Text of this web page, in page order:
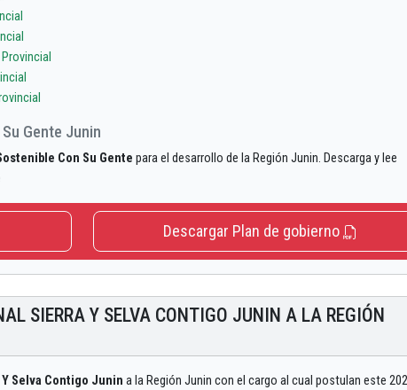
Gente Junin
Con Su Gente para el desarrollo de la Región Junin. Descarga y lee
Descargar Plan de gobierno
SIERRA Y SELVA CONTIGO JUNIN A LA REGIÓN
Selva Contigo Junin a la Región Junin con el cargo al cual postulan este